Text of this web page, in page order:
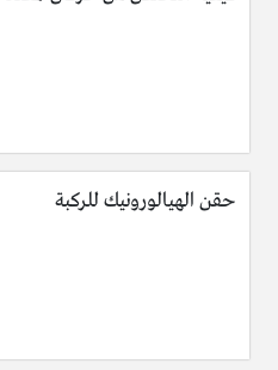
حقن الهيالورونيك للركبة